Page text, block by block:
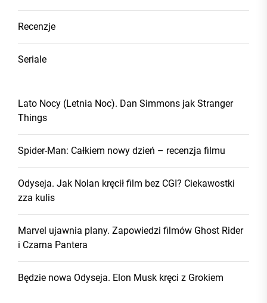
Recenzje
Seriale
Lato Nocy (Letnia Noc). Dan Simmons jak Stranger
Things
Spider-Man: Całkiem nowy dzień – recenzja filmu
Odyseja. Jak Nolan kręcił film bez CGI? Ciekawostki
zza kulis
Marvel ujawnia plany. Zapowiedzi filmów Ghost Rider
i Czarna Pantera
Będzie nowa Odyseja. Elon Musk kręci z Grokiem